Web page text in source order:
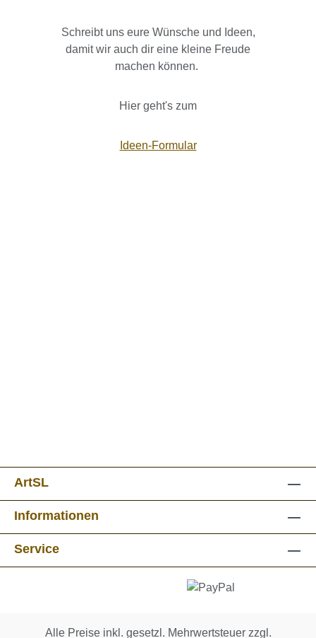
Schreibt uns eure Wünsche und Ideen,
damit wir auch dir eine kleine Freude
machen können.
Hier geht's zum
Ideen-Formular
ArtSL
Informationen
Service
Alle Preise inkl. gesetzl. Mehrwertsteuer zzgl.